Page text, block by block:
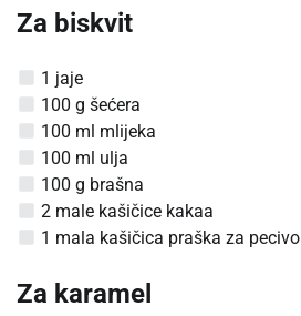
Za biskvit
1 jaje
100 g šećera
100 ml mlijeka
100 ml ulja
100 g brašna
2 male kašičice kakaa
1 mala kašičica praška za pecivo
Za karamel